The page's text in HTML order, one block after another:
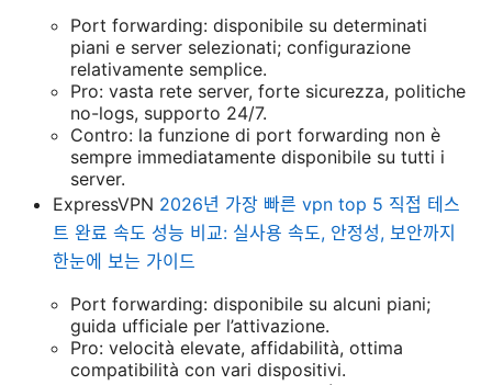
Port forwarding: disponibile su determinati
piani e server selezionati; configurazione
relativamente semplice.
Pro: vasta rete server, forte sicurezza, politiche
no-logs, supporto 24/7.
Contro: la funzione di port forwarding non è
sempre immediatamente disponibile su tutti i
server.
ExpressVPN 2026년 가장 빠른 vpn top 5 직접 테스
트 완료 속도 성능 비교: 실사용 속도, 안정성, 보안까지
한눈에 보는 가이드
Port forwarding: disponibile su alcuni piani;
guida ufficiale per l’attivazione.
Pro: velocità elevate, affidabilità, ottima
compatibilità con vari dispositivi.